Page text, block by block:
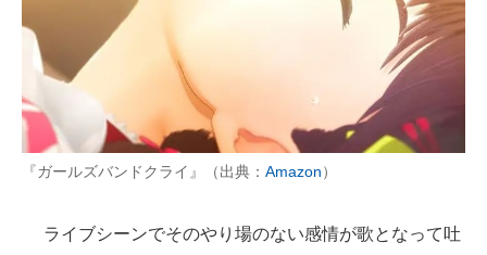
『ガールズバンドクライ』（出典： Amazon）
ライブシーンでそのやり場のない感情が歌となって吐